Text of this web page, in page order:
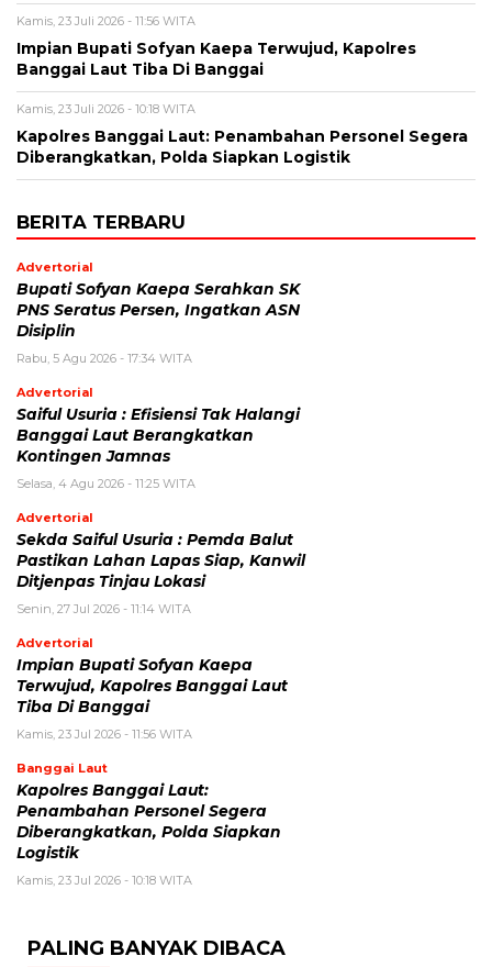
Kamis, 23 Juli 2026 - 11:56 WITA
Impian Bupati Sofyan Kaepa Terwujud, Kapolres
Banggai Laut Tiba Di Banggai
Kamis, 23 Juli 2026 - 10:18 WITA
Kapolres Banggai Laut: Penambahan Personel Segera
Diberangkatkan, Polda Siapkan Logistik
BERITA TERBARU
Advertorial
Bupati Sofyan Kaepa Serahkan SK
PNS Seratus Persen, Ingatkan ASN
Disiplin
Rabu, 5 Agu 2026 - 17:34 WITA
Advertorial
Saiful Usuria : Efisiensi Tak Halangi
Banggai Laut Berangkatkan
Kontingen Jamnas
Selasa, 4 Agu 2026 - 11:25 WITA
Advertorial
Sekda Saiful Usuria : Pemda Balut
Pastikan Lahan Lapas Siap, Kanwil
Ditjenpas Tinjau Lokasi
Senin, 27 Jul 2026 - 11:14 WITA
Advertorial
Impian Bupati Sofyan Kaepa
Terwujud, Kapolres Banggai Laut
Tiba Di Banggai
Kamis, 23 Jul 2026 - 11:56 WITA
Banggai Laut
Kapolres Banggai Laut:
Penambahan Personel Segera
Diberangkatkan, Polda Siapkan
Logistik
Kamis, 23 Jul 2026 - 10:18 WITA
PALING BANYAK DIBACA